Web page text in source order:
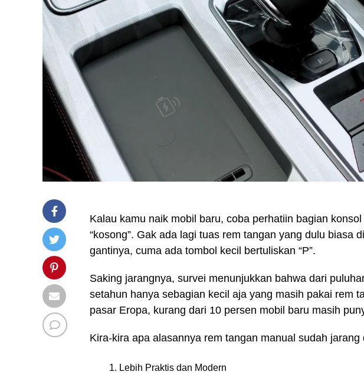
Kalau kamu naik mobil baru, coba perhatiin bagian
“kosong”. Gak ada lagi tuas rem tangan yang dulu biasa
gantinya, cuma ada tombol kecil bertuliskan “P”.
Saking jarangnya, survei menunjukkan bahwa dari
setahun hanya sebagian kecil aja yang masih pakai rem
pasar Eropa, kurang dari 10 persen mobil baru masih
Kira-kira apa alasannya rem tangan manual sudah jarang
Lebih Praktis dan Modern